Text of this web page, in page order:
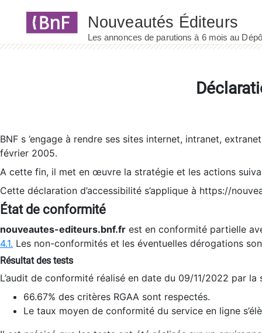
BNF s ’engage à rendre ses sites internet, intranet,
février 2005.
A cette fin, il met en œuvre la stratégie et les actions
Cette déclaration d’accessibilité s’applique à https://
État de conformité
nouveautes-editeurs.bnf.fr est en conformité partielle
4.1. Les non-conformités et les éventuelles dérogations
Résultat des tests
L’audit de conformité réalisé en date du 09/11/2022 par
66.67% des critères RGAA sont respectés.
Le taux moyen de conformité du service en ligne